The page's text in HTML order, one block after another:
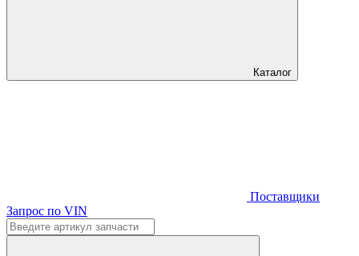
Каталог
Поставщики
Запрос по VIN